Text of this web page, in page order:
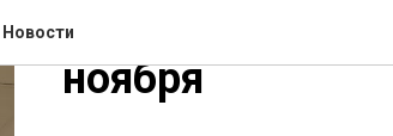
НовостиЗавершилось
ноября